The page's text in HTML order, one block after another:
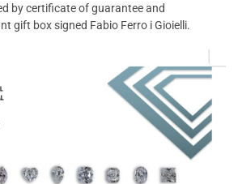
by certificate of guarantee and
gift box signed Fabio Ferro i Gioielli.